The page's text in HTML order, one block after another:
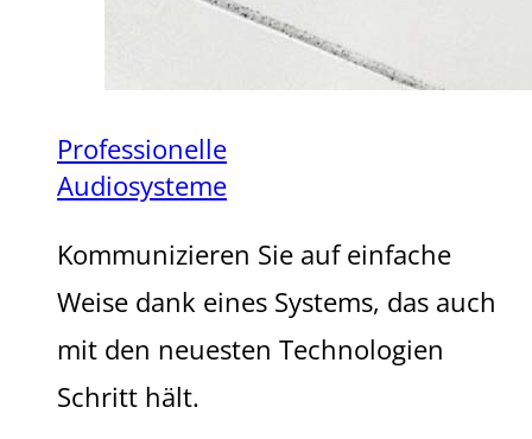
Professionelle
Audiosysteme
Kommunizieren Sie auf einfache
Weise dank eines Systems, das auch
mit den neuesten Technologien
Schritt hält.